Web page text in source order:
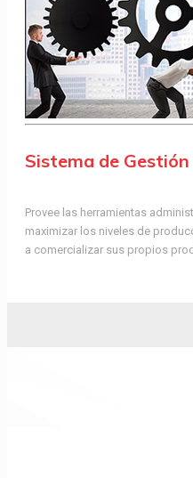
Sistema de
Provee las herramientas
maximizar los niveles de
a comercializar sus propios